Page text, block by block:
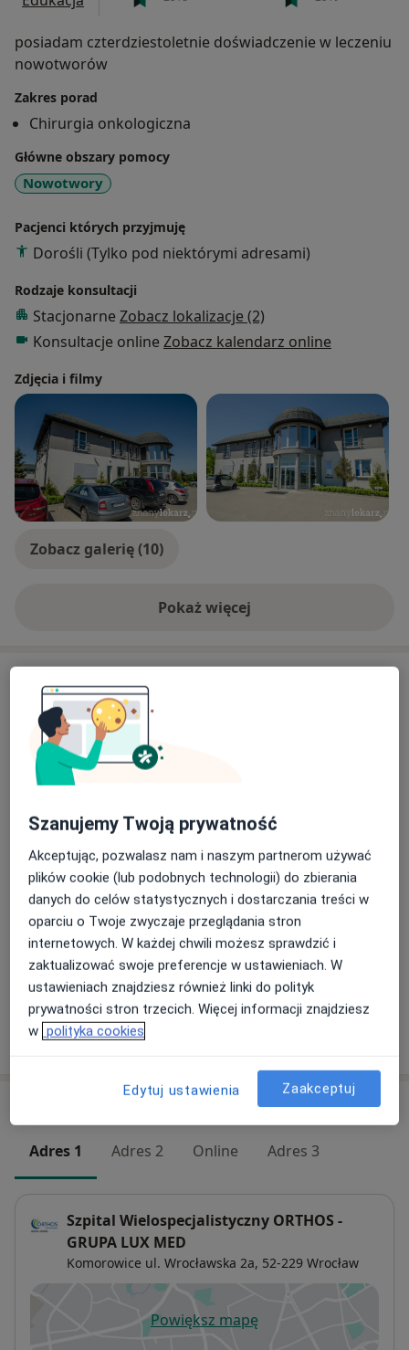
posiadam czterdziestoletnie doświadczenie w leczeniu
nowotworów
Zakres porad
Chirurgia onkologiczna
Główne obszary pomocy
Nowotwory
Pacjenci których przyjmuję
Dorośli (Tylko pod niektórymi adresami)
Rodzaje konsultacji
Stacjonarne Zobacz lokalizacje (2)
Konsultacje online Zobacz kalendarz online
Zdjęcia i filmy
Zobacz galerię (10)
Pokaż więcejo doświadczeniu
Konsultacja onkologiczna
300 zł - 350 zł
350 zł Szczegóły
Chirurgiczne usunięcie zmiany
Od 800 zł Szczegóły Umów wizytę
Konsultacja online
Szczegóły
W jaki sposób ustalane są ceny?
Adres 1 Adres 2 Online Adres 3
Szpital Wielospecjalistyczny ORTHOS -
GRUPA LUX MED
Komorowice ul. Wrocławska 2a, 52-229 Wrocław
Powiększ mapęotwiera się w nowej karcie
Szanujemy Twoją prywatność
Akceptując, pozwalasz nam i naszym partnerom używać
plików cookie (lub podobnych technologii) do zbierania
danych do celów statystycznych i dostarczania treści w
oparciu o Twoje zwyczaje przeglądania stron
internetowych. W każdej chwili możesz sprawdzić i
zaktualizować swoje preferencje w ustawieniach. W
ustawieniach znajdziesz również linki do polityk
prywatności stron trzecich. Więcej informacji znajdziesz
w polityka cookies
Edytuj ustawienia Zaakceptuj